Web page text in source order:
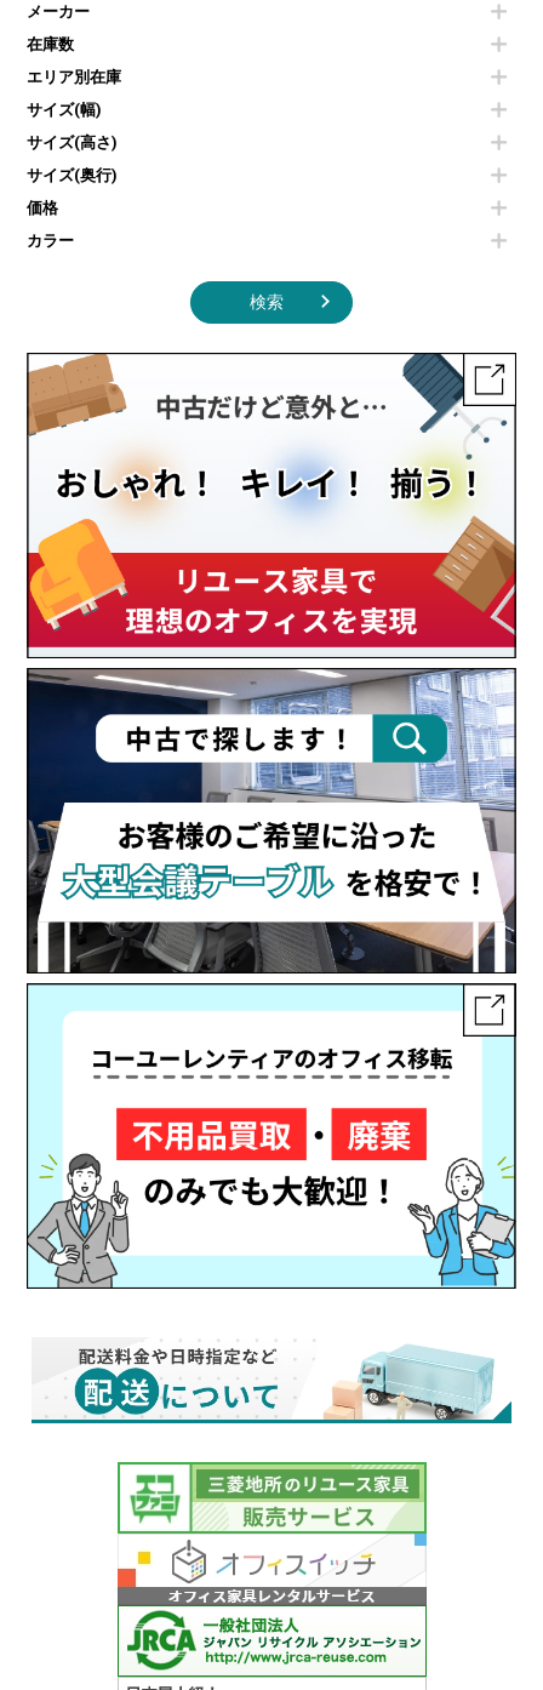
その他OA機器
コートハンガー・ポールハンガー
傘立て
食器棚・キッチンキャビネット
カタログスタンド
オフィスアクセサリーその他
カウンターテーブル
センターテーブル・サイドテーブル
ベンチ・スツール
ソファ
シェルフ
ダストボックス（ゴミ箱）
インテリア家具その他
冷蔵庫・洗濯機
空気清浄機・加湿器
液晶テレビ・モニター類
エアコン
掃除機
季節家電
メーカー
在庫数
エリア別在庫
サイズ(幅)
サイズ(高さ)
サイズ(奥行)
価格
カラー
検索